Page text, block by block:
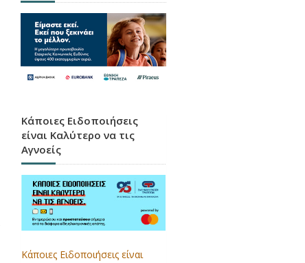
Κάποιες Ειδοποιήσεις
είναι Καλύτερο να τις
Αγνοείς
Κάποιες Ειδοποιήσεις είναι